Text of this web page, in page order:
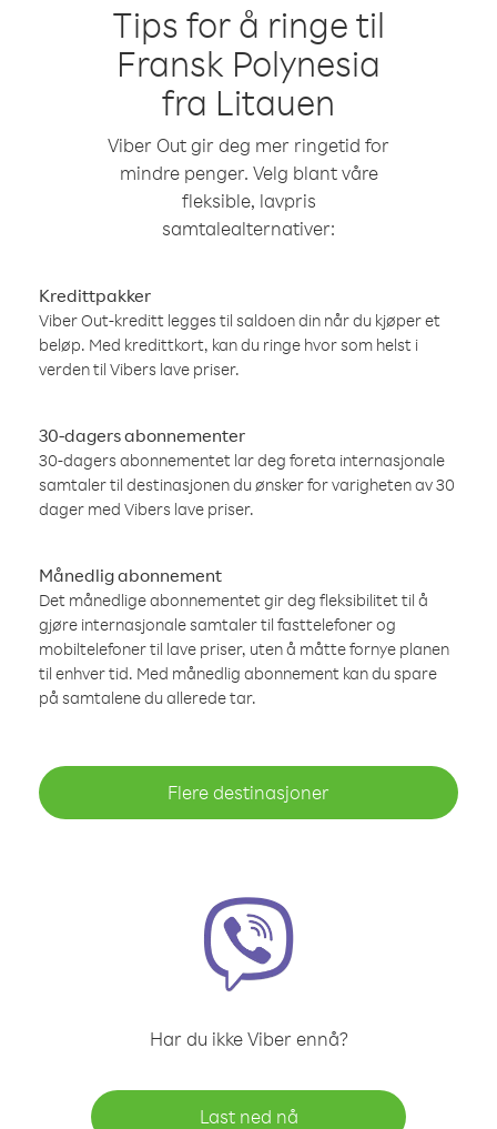
Tips for å ringe til
Fransk Polynesia
fra Litauen
Viber Out gir deg mer ringetid for
mindre penger. Velg blant våre
fleksible, lavpris
samtalealternativer:
Kredittpakker
Viber Out-kreditt legges til saldoen din når du kjøper et
beløp. Med kredittkort, kan du ringe hvor som helst i
verden til Vibers lave priser.
30-dagers abonnementer
30-dagers abonnementet lar deg foreta internasjonale
samtaler til destinasjonen du ønsker for varigheten av 30
dager med Vibers lave priser.
Månedlig abonnement
Det månedlige abonnementet gir deg fleksibilitet til å
gjøre internasjonale samtaler til fasttelefoner og
mobiltelefoner til lave priser, uten å måtte fornye planen
til enhver tid. Med månedlig abonnement kan du spare
på samtalene du allerede tar.
Flere destinasjoner
Har du ikke Viber ennå?
Last ned nå